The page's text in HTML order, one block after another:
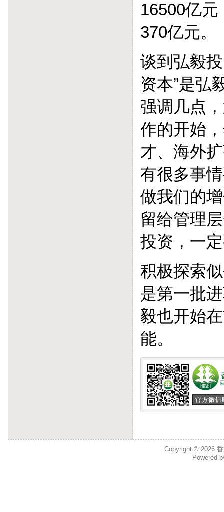
16500亿
370亿元。
谈到弘毅
资本”是弘
强调几点
作的开始
才、海外
有很多事
做我们的
留给管理
投资，一
积极探索
是第一批
毅也开始
能。
Copyright © 2026
Powered